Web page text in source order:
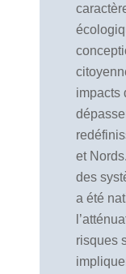
impacts
et
des
a été
risques